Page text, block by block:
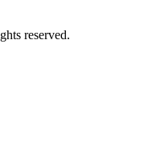
reserved.